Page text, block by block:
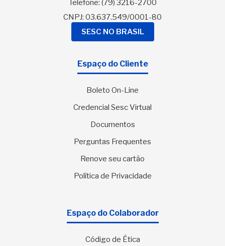
Telefone: (79) 3216-2700
CNPJ: 03.637.549/0001-80
SESC NO BRASIL
Espaço do Cliente
Boleto On-Line
Credencial Sesc Virtual
Documentos
Perguntas Frequentes
Renove seu cartão
Política de Privacidade
Espaço do Colaborador
Código de Ética